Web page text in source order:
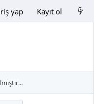
yap Kayıt ol